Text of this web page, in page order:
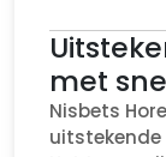
met
Nisbets
uitstekende